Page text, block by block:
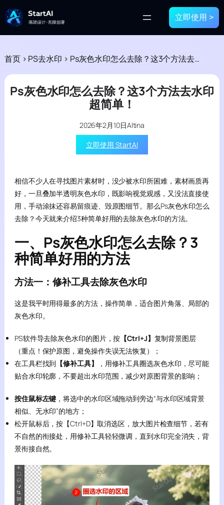
立即使用 >
首页 > PS去水印 > Ps灰色水印怎么去除？这3个方法去水印超简单！
Ps灰色水印怎么去除？这3个方法去水印
超简单！
2026年2月10日Altina
立即使用 StartAI
相信不少人在寻找图片素材时，没少被水印所困难，素材画质再
好，一旦叠加半透明灰色水印，既影响视觉观感，又没法直接使
用，手动涂抹还容易留痕迹、毁原图细节。那么Ps灰色水印怎么
去除？今天就来介绍3种简单好用的去除灰色水印的方法。
一、Ps灰色水印怎么去除？3
种简单好用的方法
方法一：修补工具去除灰色水印
这是我平时用得最多的方法，操作简单，适合图片角落、局部的
灰色水印。
PS软件导去除灰色水印的图片，按 【Ctrl+J】 复制背景图层
（重点！保护原图，避免操作失误无法恢复）；
在工具栏找到 【修补工具】
，用修补工具圈选灰色水印，尽可能
贴合水印轮廓，不要超出水印范围，减少对原图背景的影响；
按住鼠标左键 ，将选中的水印区域拖动到旁边“与水印区域背景
相似、无水印”的地方；
松开鼠标后，按【Ctrl+D】取消选区，放大图片检查细节，若有
不自然的衔接处，用修补工具轻轻微调，直到水印完全消失，背
景衔接自然。